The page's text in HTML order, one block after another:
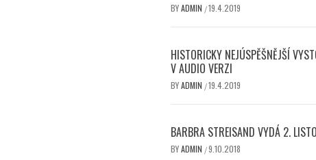
BYADMIN /19.4.2019
HISTORICKY NEJÚSPĚŠNĚJŠÍ
V AUDIO VERZI
BYADMIN /19.4.2019
BARBRA STREISAND VYDÁ 2.
BYADMIN /9.10.2018